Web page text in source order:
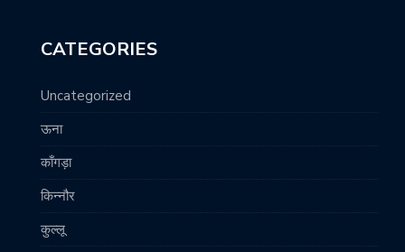
CATEGORIES
Uncategorized
ऊना
काँगड़ा
किन्नौर
कुल्लू